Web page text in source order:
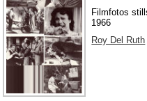
Filmfotos
1966
Roy Del Ruth